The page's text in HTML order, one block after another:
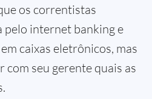
os correntistas
pelo internet banking e
caixas eletrônicos, mas
com seu gerente quais as